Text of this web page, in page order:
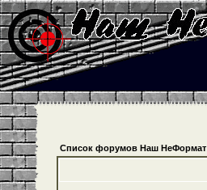
Список форумов Наш НеФормат